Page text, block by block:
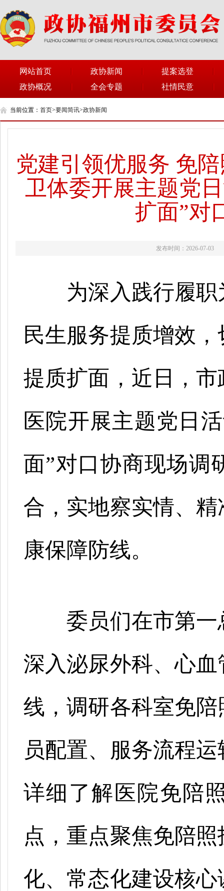
网站首页 政协新闻
提案选登
政协概况
全会专题 社情民意
当前位置： 首页>要闻简讯>政协新闻
党建引领优服务 免
卫体委开展主题党
扩面”对
发布时间：2026-07-03
为深入践行履
民生服务提质增效
提质扩面，近日，
医院开展主题党日
面”对口协商现场调
合，实地察实情、
康保障防线。
委员们在市第
深入泌尿外科、心
线，调研各科室免
员配置、服务流程
详细了解医院免陪
点，重点聚焦免陪
化、常态化建设核